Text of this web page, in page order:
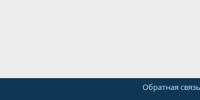
Обратная связь